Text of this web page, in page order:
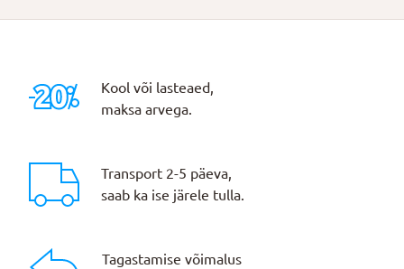
Kool või lasteaed,
maksa arvega.
Transport 2-5 päeva,
saab ka ise järele tulla.
Tagastamise võimalus